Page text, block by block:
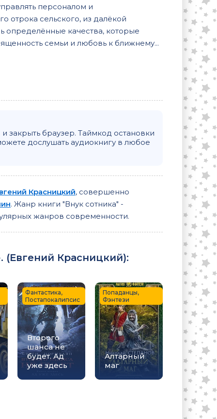
персоналом и
отрока сельского, из далёкой
качества, которые
семьи и любовь к ближнему...
закрыть браузер. Таймкод остановки
дослушать аудиокнигу в любое
Красницкий, совершенно
. Жанр книги "Внук сотника" -
жанров современности.
(Евгений Красницкий):
Второго
шанса не
будет. Ад
уже здесь
Фантастика,
Постапокалипсис
Алтарный
маг
Попаданцы,
Фэнтези